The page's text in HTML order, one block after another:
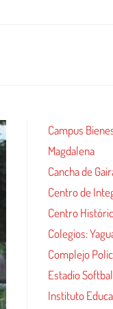
Campus
Magdalena
Cancha de
Centro de
Centro
Colegios:
Complejo
Estadio
Instituto